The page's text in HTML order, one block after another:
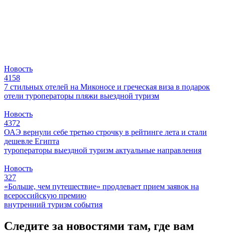
Новость
4158
7 стильных отелей на Миконосе и греческая виза в подарок
отели туроператоры пляжи выездной туризм
Новость
4372
ОАЭ вернули себе третью строчку в рейтинге лета и стали
дешевле Египта
туроператоры выездной туризм актуальные направления
Новость
327
«Больше, чем путешествие» продлевает прием заявок на
всероссийскую премию
внутренний туризм события
Следите за новостями там, где вам